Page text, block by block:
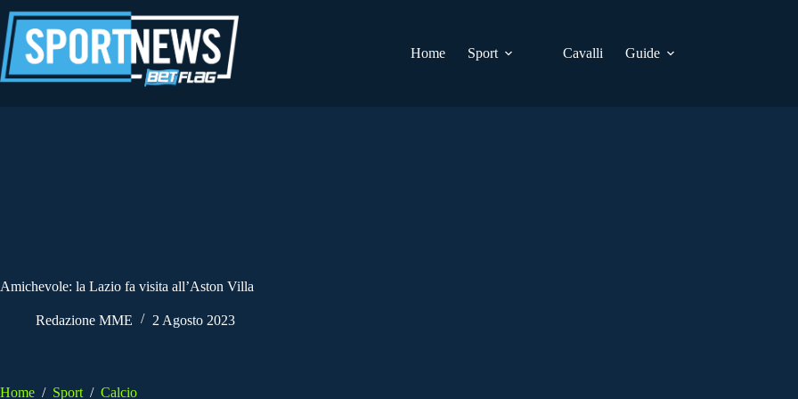
al
contenuto
Home
Sport Cavalli Guide
Amichevole: la Lazio fa visita all’Aston Villa
Redazione MME 2 Agosto 2023
Home / Sport / Calcio